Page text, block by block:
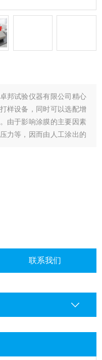
邦试验仪器有限公司精心
样设备，同时可以选配增
由于影响涂膜的主要因素
力等，因而由人工涂出的
带来了困难。本款涂布试
联系我们